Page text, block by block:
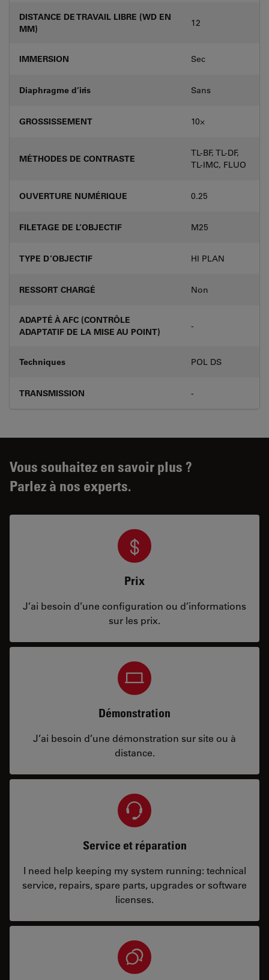
DISTANCE DE TRAVAIL LIBRE (WD EN
MM)
12
IMMERSION Sec
Diaphragme d’iris Sans
GROSSISSEMENT 10⨉
MÉTHODES DE CONTRASTE
TL-BF, TL-DF,
TL-IMC, FLUO
OUVERTURE NUMÉRIQUE 0.25
FILETAGE DE L’OBJECTIF M25
TYPE D’OBJECTIF HI PLAN
RESSORT CHARGÉ Non
ADAPTÉ À AFC (CONTRÔLE
ADAPTATIF DE LA MISE AU POINT)
-
Techniques POL DS
TRANSMISSION -
Vous souhaitez en savoir plus ?
Parlez à nos experts.
Prix
J’ai besoin d’une configuration ou d’informations
sur les prix.
Démonstration
J’ai besoin d’une démonstration sur site ou à
distance.
Service et réparation
I need help keeping my system running: technical
service, repairs, spare parts, upgrades or software
licenses.